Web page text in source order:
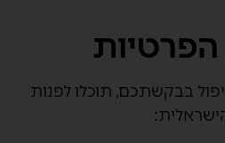
בבקשתכם, תוכלו לפנות